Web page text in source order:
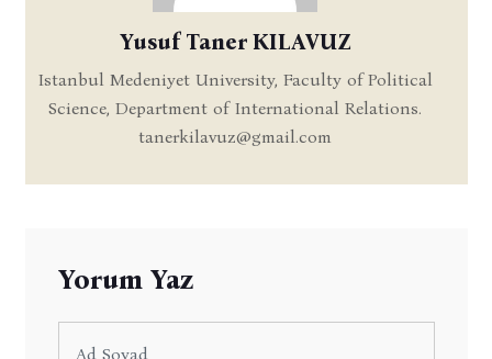
Yusuf Taner KILAVUZ
Istanbul Medeniyet University, Faculty of Political
Science, Department of International Relations.
tanerkilavuz@gmail.com
Yorum Yaz